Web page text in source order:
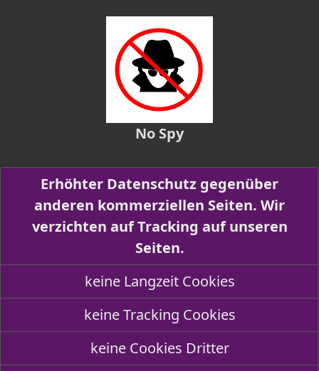
No Spy
Erhöhter Datenschutz gegenüber
anderen kommerziellen Seiten. Wir
verzichten auf Tracking auf unseren
Seiten.
keine Langzeit Cookies
keine Tracking Cookies
keine Cookies Dritter